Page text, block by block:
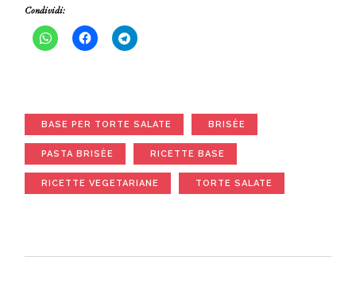
Condividi:
BASE PER TORTE SALATE BRISÈE
PASTA BRISÈE RICETTE BASE
RICETTE VEGETARIANE TORTE SALATE